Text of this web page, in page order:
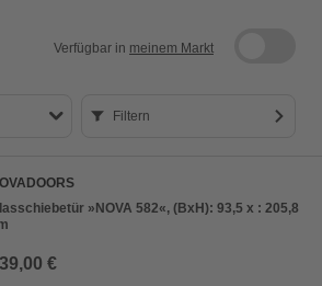
Verfügbar in meinem Markt
Filtern
»NOVA 582«, (BxH): 93,5 x : 205,8
€